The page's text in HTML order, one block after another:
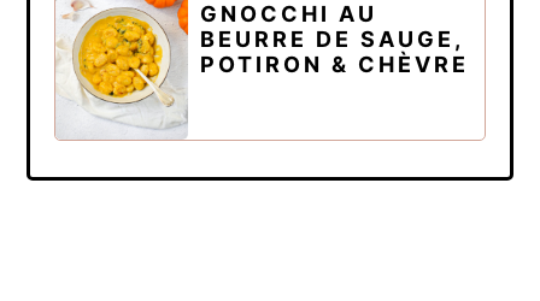
GNOCCHI AU
BEURRE DE SAUGE,
POTIRON & CHÈVRE